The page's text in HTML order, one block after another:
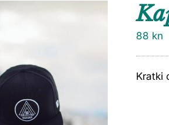
88 kn
Kratki